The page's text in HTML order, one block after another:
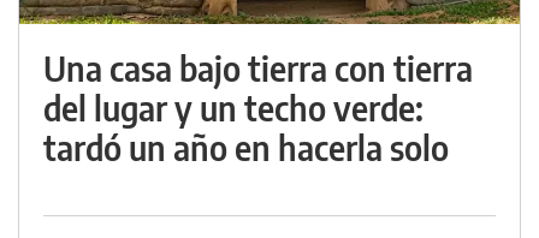
Una casa bajo tierra con tierra
del lugar y un techo verde:
tardó un año en hacerla solo